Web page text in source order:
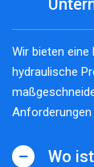
Wir bieten
hydraulische
Wo